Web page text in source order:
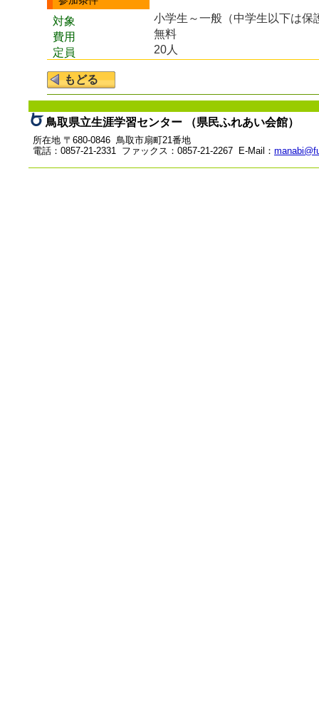
対象
小学生～一般（中学生以下は保
費用
無料
定員
20人
鳥取県立生涯学習センター （県民ふれあい会館）
所在地 〒680-0846 鳥取市扇町21番地
電話：0857-21-2331 ファックス：0857-21-2267 E-Mail：